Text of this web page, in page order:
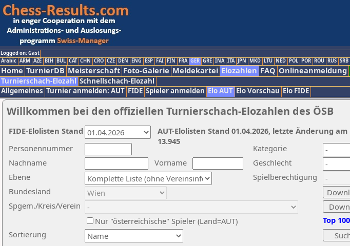
Logged on: Gast
Arabic ARM AZE BIH BUL CAT CHN CRO CZE DEN ENG ESP FAI FIN FRA GER GRE INA ITA JPN MKD LTU NED POL POR ROU RUS SRB
Home TurnierDB Meisterschaft Foto-Galerie Meldekartei Elozahlen FAQ Onlineanmeldung
Turnierschach-Elozahl Schnellschach-Elozahl
Allgemeines Turnier anmelden: AUT FIDE Spieler anmelden Elo AUT Elo Vorschau Elo FIDE
Willkommen bei den offiziellen Turnierschach-Elozahlen des ÖSB
Nachname
Vorname
Ebene
Kategorie
Sortierung
Personennummer
Bundesland
Spgem./Kreis/Verein
Geschlecht
Nur "österreichische" Spieler (Land=AUT)
Spielberechtigung
Top 100
AUT-Elolisten Stand 01.04.2026, letzte Änderung
13.945
FIDE-Elolisten Stand